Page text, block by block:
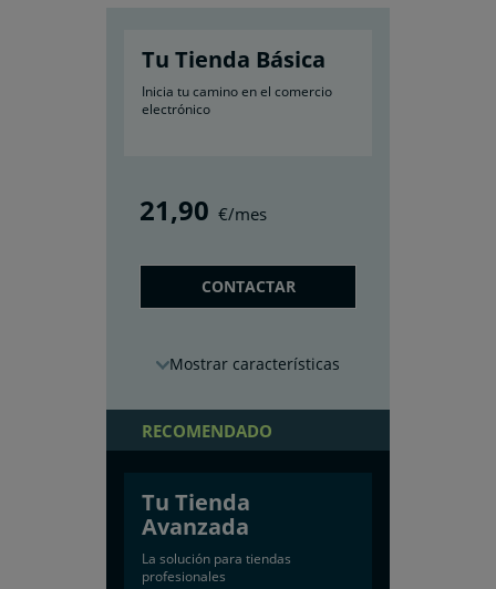
Tu Tienda Básica
Inicia tu camino en el comercio
electrónico
21,90 €/mes
CONTACTAR
características
RECOMENDADO
Tu Tienda
Avanzada
La solución para tiendas
profesionales